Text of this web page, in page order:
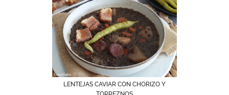
LENTEJAS CAVIAR CON CHORIZO Y